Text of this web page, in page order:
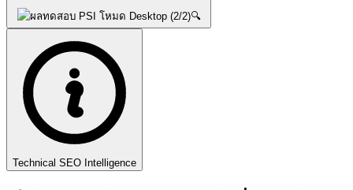
🔍
Technical SEO Intelligence